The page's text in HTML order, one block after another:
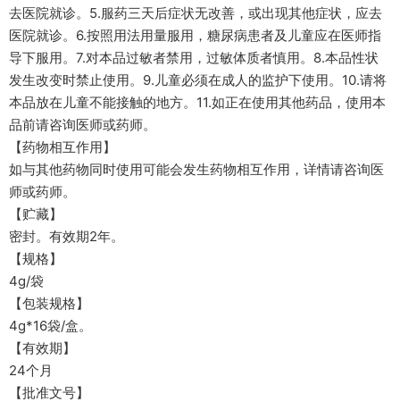
去医院就诊。5.服药三天后症状无改善，或出现其他症状，应去
医院就诊。6.按照用法用量服用，糖尿病患者及儿童应在医师指
导下服用。7.对本品过敏者禁用，过敏体质者慎用。8.本品性状
发生改变时禁止使用。9.儿童必须在成人的监护下使用。10.请将
本品放在儿童不能接触的地方。11.如正在使用其他药品，使用本
品前请咨询医师或药师。
【药物相互作用】
如与其他药物同时使用可能会发生药物相互作用，详情请咨询医
师或药师。
【贮藏】
密封。有效期2年。
【规格】
4g/袋
【包装规格】
4g*16袋/盒。
【有效期】
24个月
【批准文号】